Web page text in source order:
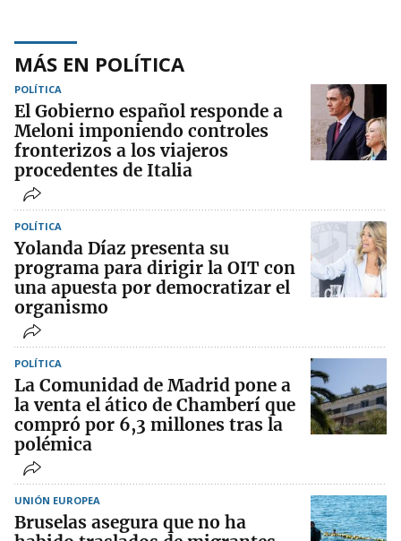
MÁS EN POLÍTICA
POLÍTICA
El Gobierno español responde a
Meloni imponiendo controles
fronterizos a los viajeros
procedentes de Italia
POLÍTICA
Yolanda Díaz presenta su
programa para dirigir la OIT con
una apuesta por democratizar el
organismo
POLÍTICA
La Comunidad de Madrid pone a
la venta el ático de Chamberí que
compró por 6,3 millones tras la
polémica
UNIÓN EUROPEA
Bruselas asegura que no ha